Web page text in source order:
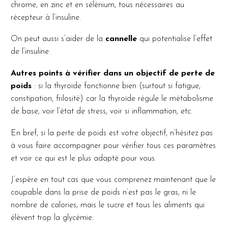
chrome, en zinc et en sélénium, tous nécessaires au
récepteur à l’insuline.
On peut aussi s’aider de la cannelle qui potentialise l’effet
de l’insuline.
Autres points à vérifier dans un objectif de perte de
poids : si la thyroïde fonctionne bien (surtout si fatigue,
constipation, frilosité) car la thyroïde régule le métabolisme
de base, voir l’état de stress, voir si inflammation, etc.
En bref, si la perte de poids est votre objectif, n’hésitez pas
à vous faire accompagner pour vérifier tous ces paramètres
et voir ce qui est le plus adapté pour vous.
J’espère en tout cas que vous comprenez maintenant que le
coupable dans la prise de poids n’est pas le gras, ni le
nombre de calories, mais le sucre et tous les aliments qui
élèvent trop la glycémie.